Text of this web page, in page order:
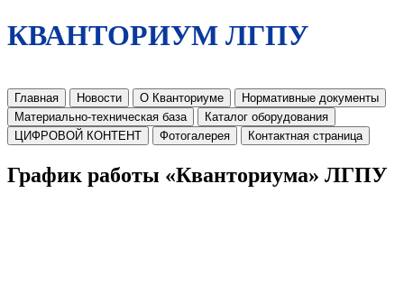
КВАНТОРИУМ ЛГПУ
Главная Новости О Кванториуме
Нормативные документы
Материально-техническая база
Каталог оборудования
ЦИФРОВОЙ КОНТЕНТ
Фотогалерея Контактная страница
График работы «Кванториума» ЛГПУ